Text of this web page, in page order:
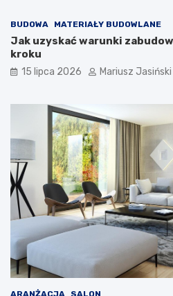
BUDOWA MATERIAŁY BUDOWLANE
Jak uzyskać warunki
kroku
15 lipca 2026 Mariusz Jasiński
ARANŻACJA SALON